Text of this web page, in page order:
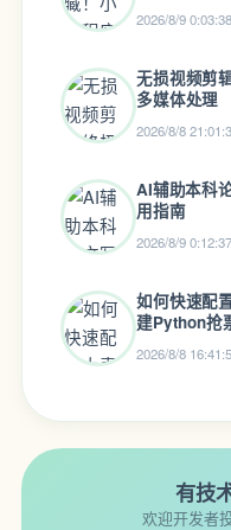
2026/8/9 0:03:38
无损视频剪
多媒体处理
2026/8/8
AI辅助本科
用指南
2026/8/9 0:12:37
如何快速配
建Python抢
2026/8/8
有技
欢迎开发者